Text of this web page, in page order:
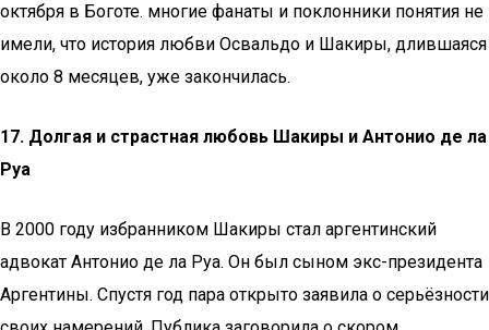
октября в Боготе. многие фанаты и поклонники понятия не
имели, что история любви Освальдо и Шакиры, длившаяся
около 8 месяцев, уже закончилась.
17. Долгая и страстная любовь Шакиры и Антонио де ла
Руа
В 2000 году избранником Шакиры стал аргентинский
адвокат Антонио де ла Руа. Он был сыном экс-президента
Аргентины. Спустя год пара открыто заявила о серьёзности